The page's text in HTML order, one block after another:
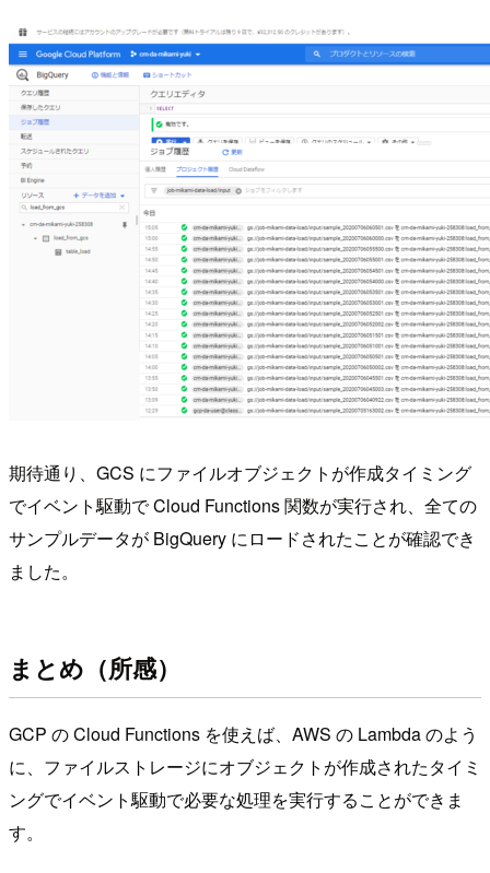
期待通り、GCS にファイルオブジェクトが作成タイミング
でイベント駆動で Cloud Functions 関数が実行され、全ての
サンプルデータが BigQuery にロードされたことが確認でき
ました。
まとめ（所感）
GCP の Cloud Functions を使えば、AWS の Lambda のよう
に、ファイルストレージにオブジェクトが作成されたタイミ
ングでイベント駆動で必要な処理を実行することができま
す。